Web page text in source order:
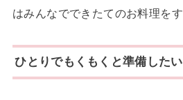
はみんなでできたてのお料理を
ひとりでもくもくと準備したい